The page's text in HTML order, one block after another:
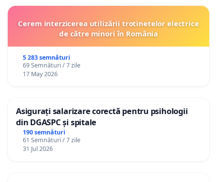
Cerem interzicerea utilizării trotinetelor electrice
de către minori în România
5 283 semnături
69 Semnături / 7 zile
17 May 2026
Asigurați salarizare corectă pentru psihologii
din DGASPC și spitale
190 semnături
61 Semnături / 7 zile
31 Jul 2026